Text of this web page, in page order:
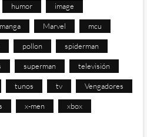
humor image
manga Marvel mcu
pollon spiderman
superman televisión
tunos tv Vengadores
x-men xbox